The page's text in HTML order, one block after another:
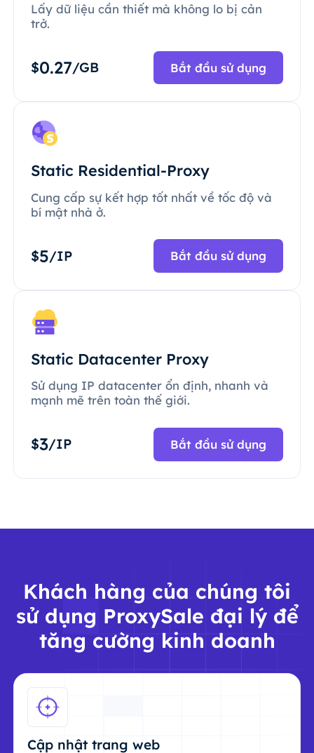
Lấy dữ liệu cần thiết mà không lo bị cản
trở.
$0.27/GB Bắt đầu sử dụng
Static Residential-Proxy
Cung cấp sự kết hợp tốt nhất về tốc độ và
bí mật nhà ở.
$5/IP Bắt đầu sử dụng
Static Datacenter Proxy
Sử dụng IP datacenter ổn định, nhanh và
mạnh mẽ trên toàn thế giới.
$3/IP Bắt đầu sử dụng
Khách hàng của chúng tôi
sử dụng ProxySale đại lý để
tăng cường kinh doanh
Cập nhật trang web